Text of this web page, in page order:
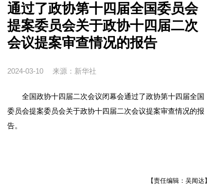
通过了政协第十四届全国委员会
提案委员会关于政协十四届二次
会议提案审查情况的报告
2024-03-10 来源：新华社
全国政协十四届二次会议闭幕会通过了政协第十四届全国
委员会提案委员会关于政协十四届二次会议提案审查情况的报
告。
【责任编辑：吴闻达】